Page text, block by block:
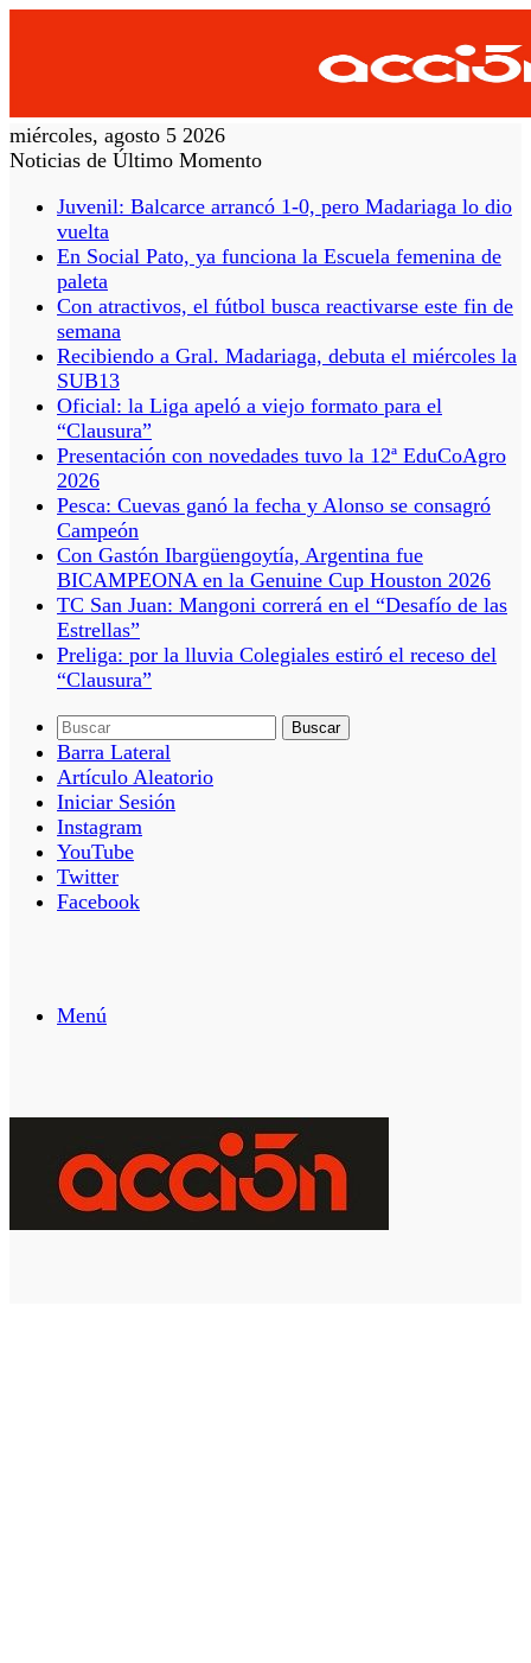
miércoles, agosto 5 2026
Noticias de Último Momento
Juvenil: Balcarce arrancó 1-0, pero Madariaga lo dio
vuelta
En Social Pato, ya funciona la Escuela femenina de
paleta
Con atractivos, el fútbol busca reactivarse este fin de
semana
Recibiendo a Gral. Madariaga, debuta el miércoles la
SUB13
Oficial: la Liga apeló a viejo formato para el
“Clausura”
Presentación con novedades tuvo la 12ª EduCoAgro
2026
Pesca: Cuevas ganó la fecha y Alonso se consagró
Campeón
Con Gastón Ibargüengoytía, Argentina fue
BICAMPEONA en la Genuine Cup Houston 2026
TC San Juan: Mangoni correrá en el “Desafío de las
Estrellas”
Preliga: por la lluvia Colegiales estiró el receso del
“Clausura”
Buscar
Barra Lateral
Artículo Aleatorio
Iniciar Sesión
Instagram
YouTube
Twitter
Facebook
Menú